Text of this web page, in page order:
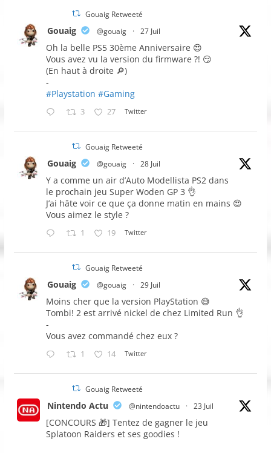
Gouaig Retweeté
Gouaig @gouaig · 27 Juil
Oh la belle PS5 30ème Anniversaire 😍
Vous avez vu la version du firmware ?! 😏
(En haut à droite 🔎)
-
#Playstation #Gaming
3 27 Twitter
Gouaig Retweeté
Gouaig @gouaig · 28 Juil
Y a comme un air d’Auto Modellista PS2 dans
le prochain jeu Super Woden GP 3 👌
J’ai hâte voir ce que ça donne matin en mains 😍
Vous aimez le style ?
1 19 Twitter
Gouaig Retweeté
Gouaig @gouaig · 29 Juil
Moins cher que la version PlayStation 😅
Tombi! 2 est arrivé nickel de chez Limited Run 👌
-
Vous avez commandé chez eux ?
1 14 Twitter
Gouaig Retweeté
Nintendo Actu @nintendoactu · 23 Juil
[CONCOURS 🎁] Tentez de gagner le jeu
Splatoon Raiders et ses goodies !